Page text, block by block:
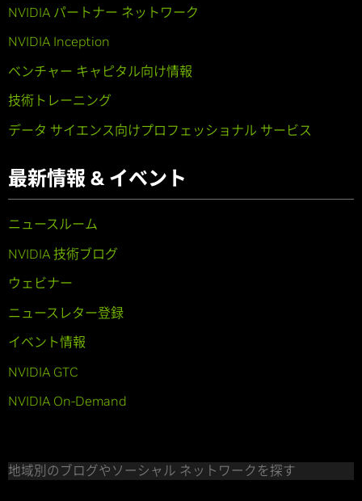
NVIDIA パートナー ネットワーク
NVIDIA Inception
ベンチャー キャピタル向け情報
技術トレーニング
データ サイエンス向けプロフェッショナル サービス
最新情報 & イベント
ニュースルーム
NVIDIA 技術ブログ
ウェビナー
ニュースレター登録
イベント情報
NVIDIA GTC
NVIDIA On-Demand
地域別のブログやソーシャル ネットワークを探す